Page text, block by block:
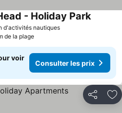
d'activités nautiques
- Holiday Park
de la plage
voir
Consulter les prix
Partager